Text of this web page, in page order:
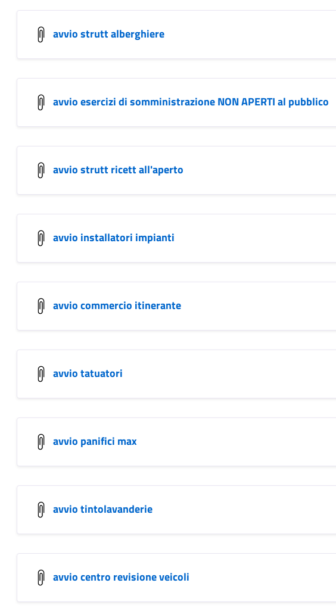
avvio strutt alberghiere
avvio esercizi di somministrazione NON APERTI al pubblico
avvio strutt ricett all'aperto
avvio installatori impianti
avvio commercio itinerante
avvio tatuatori
avvio panifici max
avvio tintolavanderie
avvio centro revisione veicoli